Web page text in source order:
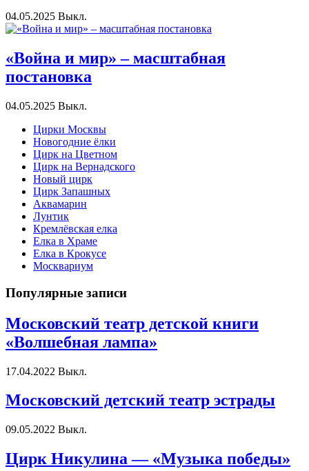
04.05.2025 Выкл.
«Война и мир» – масштабная
постановка
04.05.2025 Выкл.
Цирки Москвы
Новогодние ёлки
Цирк на Цветном
Цирк на Вернадского
Новый цирк
Цирк Запашных
Аквамарин
Лунтик
Кремлёвская елка
Елка в Храме
Елка в Крокусе
Москвариум
Популярные записи
Московский театр детской книги
«Волшебная лампа»
17.04.2022 Выкл.
Московский детский театр эстрады
09.05.2022 Выкл.
Цирк Никулина — «Музыка победы»